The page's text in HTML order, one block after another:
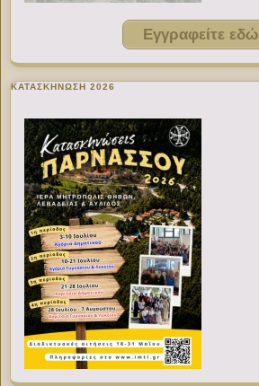
Εγγραφείτε εδώ
ΚΑΤΑΣΚΗΝΩΣΗ 2026